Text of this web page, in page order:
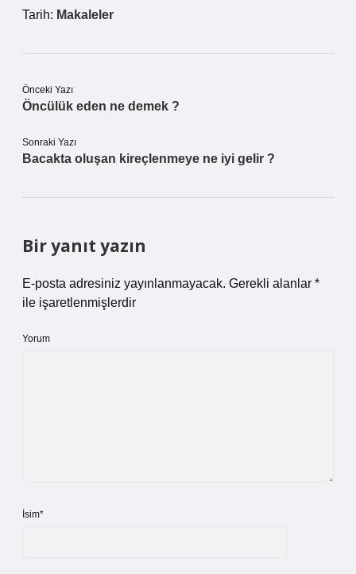
Tarih: Makaleler
Önceki Yazı
Öncülük eden ne demek ?
Sonraki Yazı
Bacakta oluşan kireçlenmeye ne iyi gelir ?
Bir yanıt yazın
E-posta adresiniz yayınlanmayacak. Gerekli alanlar *
ile işaretlenmişlerdir
Yorum
İsim*